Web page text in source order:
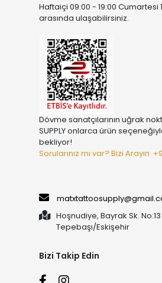
Haftaiçi 09:00 - 19:00 Cumartesi
arasında ulaşabilirsiniz.
Dövme sanatçılarının uğrak
SUPPLY onlarca ürün
bekliyor!
Sorularınız mı var? Bizi Arayın
Hoşnudiye, Bayrak Sk. No:13
Tepebaşı/Eskişehir
Bizi Takip Edin